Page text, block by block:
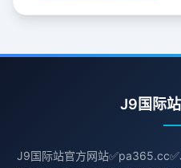
J9国际
J9国际站官方网站